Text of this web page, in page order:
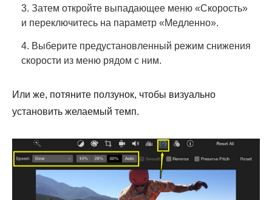
3. Затем откройте выпадающее меню «Скорость»
и переключитесь на параметр «Медленно».
4. Выберите предустановленный режим снижения
скорости из меню рядом с ним.
Или же, потяните ползунок, чтобы визуально
установить желаемый темп.